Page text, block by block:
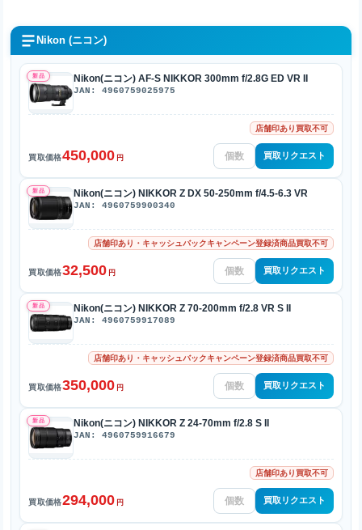
Nikon (ニコン)
新品 Nikon(ニコン) AF-S NIKKOR 300mm f/2.8G ED VR II
JAN: 4960759025975
店舗印あり買取不可
買取価格450,000 円 買取リクエスト
新品 Nikon(ニコン) NIKKOR Z DX 50-250mm f/4.5-6.3 VR
JAN: 4960759900340
店舗印あり・キャッシュバックキャンペーン登録済商品買取不可
買取価格32,500 円 買取リクエスト
新品 Nikon(ニコン) NIKKOR Z 70-200mm f/2.8 VR S II
JAN: 4960759917089
店舗印あり・キャッシュバックキャンペーン登録済商品買取不可
買取価格350,000 円 買取リクエスト
新品 Nikon(ニコン) NIKKOR Z 24-70mm f/2.8 S II
JAN: 4960759916679
店舗印あり買取不可
買取価格294,000 円 買取リクエスト